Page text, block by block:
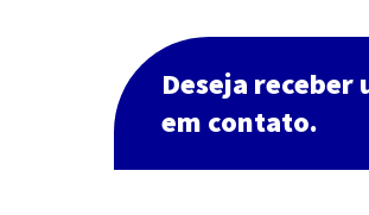
Deseja
em contato.